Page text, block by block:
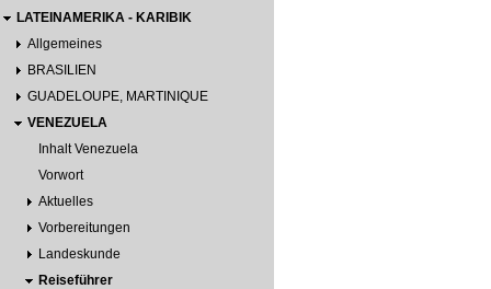
LATEINAMERIKA - KARIBIK
Allgemeines
BRASILIEN
GUADELOUPE, MARTINIQUE
VENEZUELA
Inhalt Venezuela
Vorwort
Aktuelles
Vorbereitungen
Landeskunde
Reiseführer